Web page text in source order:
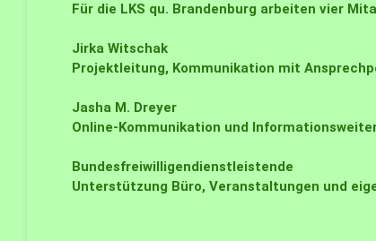
Für die LKS qu. Brandenburg arbeiten vier
Jirka Witschak
Projektleitung, Kommunikation mit
Jasha M. Dreyer
Online-Kommunikation und
Bundesfreiwilligendienstleistende
Unterstützung Büro, Veranstaltungen und